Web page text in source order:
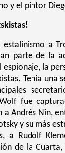
y el pintor
estalinismo a
parte de la
espionaje, la
Tenía una
fue
a Andrés Nin,
y su más
a Rudolf
de la Cuarta,